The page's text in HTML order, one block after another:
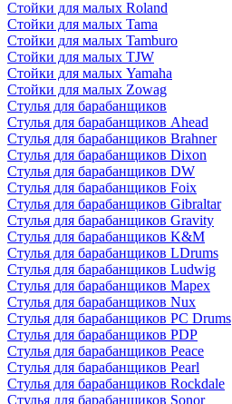
Стойки для малых Roland
Стойки для малых Tama
Стойки для малых Tamburo
Стойки для малых TJW
Стойки для малых Yamaha
Стойки для малых Zowag
Стулья для барабанщиков
Стулья для барабанщиков Ahead
Стулья для барабанщиков Brahner
Стулья для барабанщиков Dixon
Стулья для барабанщиков DW
Стулья для барабанщиков Foix
Стулья для барабанщиков Gibraltar
Стулья для барабанщиков Gravity
Стулья для барабанщиков K&M
Стулья для барабанщиков LDrums
Стулья для барабанщиков Ludwig
Стулья для барабанщиков Mapex
Стулья для барабанщиков Nux
Стулья для барабанщиков PC Drums
Стулья для барабанщиков PDP
Стулья для барабанщиков Peace
Стулья для барабанщиков Pearl
Стулья для барабанщиков Rockdale
Стулья для барабанщиков Sonor